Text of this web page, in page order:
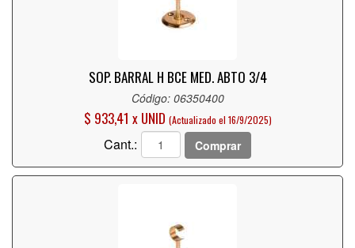
SOP. BARRAL H BCE MED. ABTO 3/4
Código: 06350400
$ 933,41 x UNID (Actualizado el 16/9/2025)
Cant.: Comprar